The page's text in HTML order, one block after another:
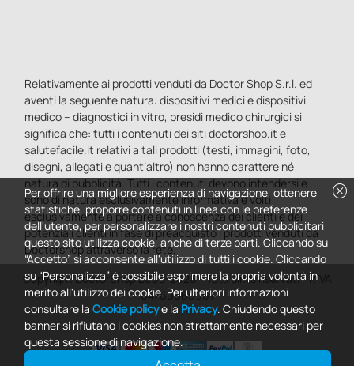
Relativamente ai prodotti venduti da Doctor Shop S.r.l. ed
aventi la seguente natura: dispositivi medici e dispositivi
medico – diagnostici in vitro, presidi medico chirurgici si
significa che: tutti i contenuti dei siti doctorshop.it e
salutefacile.it relativi a tali prodotti (testi, immagini, foto,
disegni, allegati e quant’altro) non hanno carattere né
natura di pubblicità. Tutti i contenuti devono intendersi e
sono di natura esclusivamente informativa e volti
esclusivamente a portare a conoscenza dei clienti e dei
potenziali clienti in fase di preacquisto i prodotti venduti da
Doctorshop attraverso la rete.
Copyright DoctorShop 2005-2026 - Tutti diritti riservati - P.IVA
04760660961
cancel
Per offrire una migliore esperienza di navigazione, ottenere
statistiche, proporre contenuti in linea con le preferenze
dell'utente, per personalizzare i nostri contenuti pubblicitari
questo sito utilizza cookie, anche di terze parti. Cliccando su
“Accetto” si acconsente all'utilizzo di tutti i cookie. Cliccando
su “Personalizza” è possibile esprimere la propria volontà in
merito all'utilizzo dei cookie. Per ulteriori informazioni
consultare la Cookie policye la Privacy. Chiudendo questo
banner si rifiutano i cookies non strettamente necessari per
questa sessione di navigazione.